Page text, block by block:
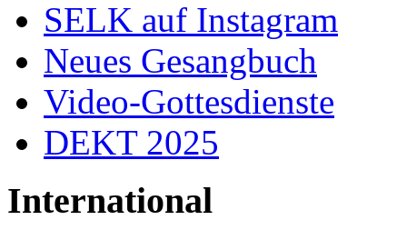
SELK auf Instagram
Neues Gesangbuch
Video-Gottesdienste
DEKT 2025
International